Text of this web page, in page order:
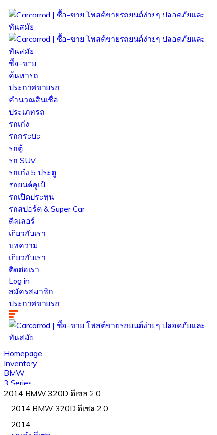
ซื้อ-ขาย
ค้นหารถ
ประกาศขายรถ
คำนวณสินเชื่อ
ประเภทรถ
รถเก๋ง
รถกระบะ
รถตู้
รถ SUV
รถเก๋ง 5 ประตู
รถยนต์คูเป้
รถเปิดประทุน
รถสปอร์ต & Super Car
ดีลเลอร์
เกี่ยวกับเรา
บทความ
เกี่ยวกับเรา
ติดต่อเรา
Log in
สมัครสมาชิก
ประกาศขายรถ
Homepage
Inventory
BMW
3 Series
2014 BMW 320D ดีเซล 2.0
2014 BMW 320D ดีเซล 2.0
2014